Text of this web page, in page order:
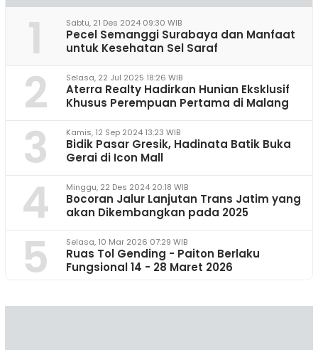
1 Sabtu, 21 Des 2024 09:30 WIB
Pecel Semanggi Surabaya dan Manfaat
untuk Kesehatan Sel Saraf
2 Selasa, 22 Jul 2025 18:26 WIB
Aterra Realty Hadirkan Hunian Eksklusif
Khusus Perempuan Pertama di Malang
3 Kamis, 12 Sep 2024 13:23 WIB
Bidik Pasar Gresik, Hadinata Batik Buka
Gerai di Icon Mall
4 Minggu, 22 Des 2024 20:18 WIB
Bocoran Jalur Lanjutan Trans Jatim yang
akan Dikembangkan pada 2025
5 Selasa, 10 Mar 2026 07:29 WIB
Ruas Tol Gending - Paiton Berlaku
Fungsional 14 - 28 Maret 2026